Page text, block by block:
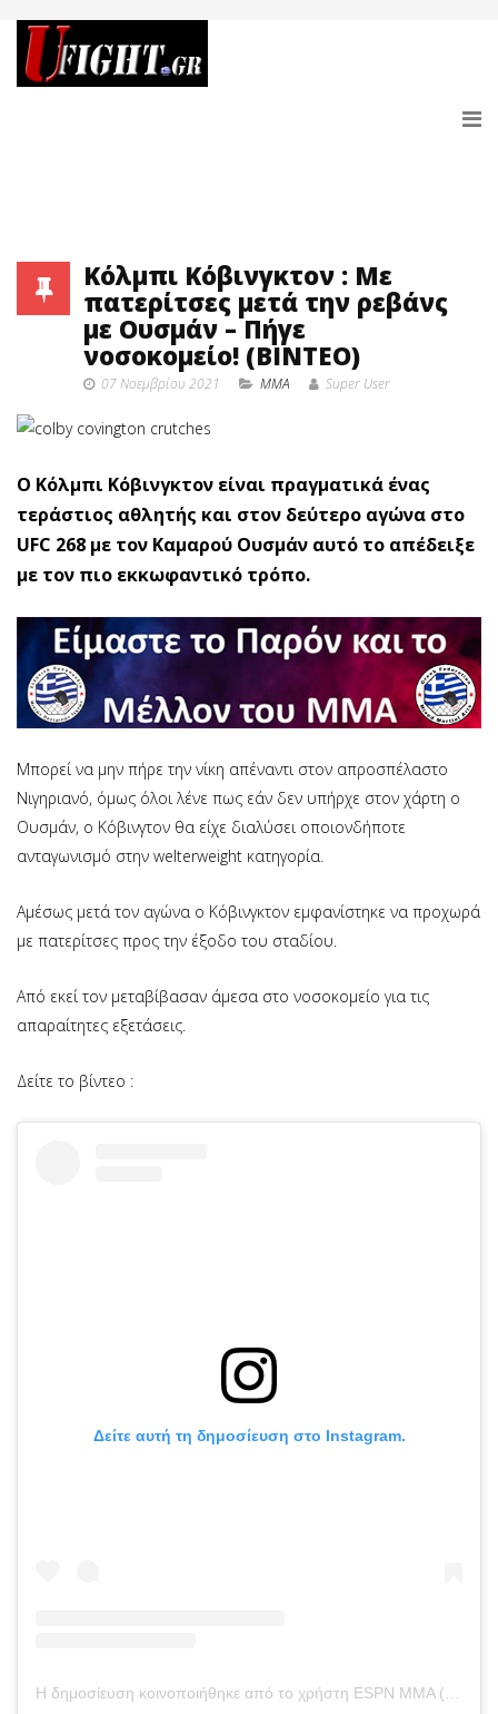
Κόλμπι Κόβινγκτον : Με
πατερίτσες μετά την ρεβάνς
με Ουσμάν – Πήγε
νοσοκομείο! (BINTEO)
07 Νοεμβρίου 2021 MMA Super User
Ο Κόλμπι Κόβινγκτον είναι πραγματικά ένας
τεράστιος αθλητής και στον δεύτερο αγώνα στο
UFC 268 με τον Καμαρού Ουσμάν αυτό το απέδειξε
με τον πιο εκκωφαντικό τρόπο.
Μπορεί να μην πήρε την νίκη απέναντι στον απροσπέλαστο
Νιγηριανό, όμως όλοι λένε πως εάν δεν υπήρχε στον χάρτη ο
Ουσμάν, ο Κόβινγτον θα είχε διαλύσει οποιονδήποτε
ανταγωνισμό στην welterweight κατηγορία.
Αμέσως μετά τον αγώνα ο Κόβινγκτον εμφανίστηκε να προχωρά
με πατερίτσες προς την έξοδο του σταδίου.
Από εκεί τον μεταβίβασαν άμεσα στο νοσοκομείο για τις
απαραίτητες εξετάσεις.
Δείτε το βίντεο :
Δείτε αυτή τη δημοσίευση στο Instagram.